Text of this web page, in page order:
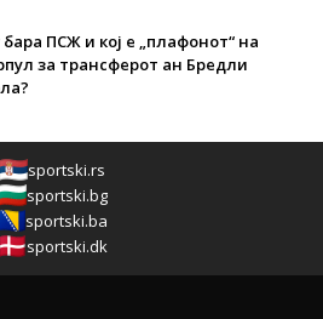
бара ПСЖ и кој е „плафонот“ на
за трансферот ан Бредли
sportski.rs
sportski.bg
sportski.ba
sportski.dk